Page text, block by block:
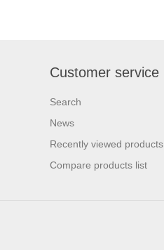
Customer service
Search
News
Recently viewed products
Compare products list